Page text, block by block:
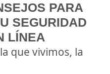
PARA
SEGURIDAD
LÍNEA
que vivimos, la